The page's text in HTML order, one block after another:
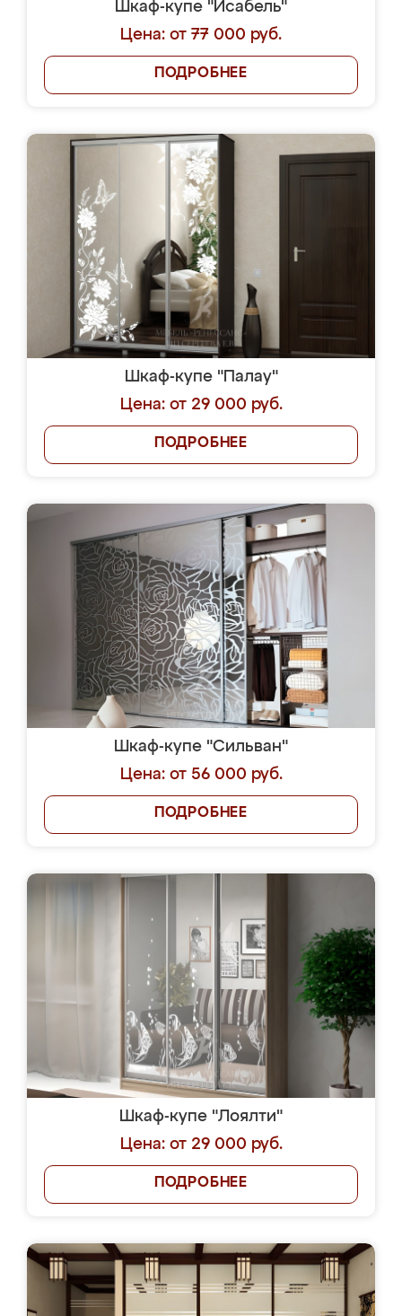
Шкаф-купе "Исабель"
Цена: от 77 000 руб.
ПОДРОБНЕЕ
Шкаф-купе "Палау"
Цена: от 29 000 руб.
ПОДРОБНЕЕ
Шкаф-купе "Сильван"
Цена: от 56 000 руб.
ПОДРОБНЕЕ
Шкаф-купе "Лоялти"
Цена: от 29 000 руб.
ПОДРОБНЕЕ